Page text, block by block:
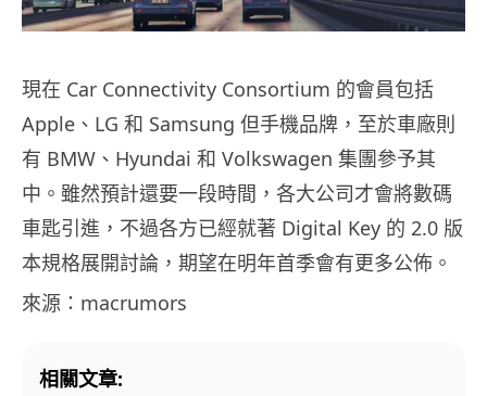
現在 Car Connectivity Consortium 的會員包括
Apple、LG 和 Samsung 但手機品牌，至於車廠則
有 BMW、Hyundai 和 Volkswagen 集團參予其
中。雖然預計還要一段時間，各大公司才會將數碼
車匙引進，不過各方已經就著 Digital Key 的 2.0 版
本規格展開討論，期望在明年首季會有更多公佈。
來源：macrumors
相關文章: